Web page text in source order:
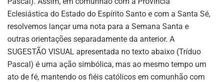
Eclesiástica do Estado do Espírito Santo e com a Santa Sé,
resolvemos lançar uma nota para a Semana Santa e
outras orientações separadamente da anterior. A
SUGESTÃO VISUAL apresentada no texto abaixo (Tríduo
Pascal) é uma ação simbólica, mas ao mesmo tempo um
ato de fé, mantendo os fiéis católicos em comunhão com